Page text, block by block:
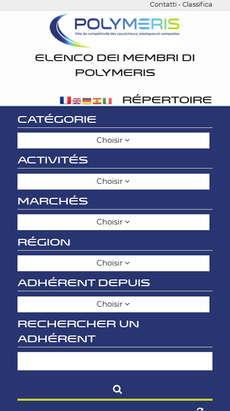
Contatti -Classifica
ELENCO DEI MEMBRI DI
POLYMERIS
RÉPERTOIRE
CATÉGORIE
Choisir
ACTIVITÉS
Choisir
MARCHÉS
Choisir
RÉGION
Choisir
ADHÉRENT DEPUIS
Choisir
RECHERCHER UN
ADHÉRENT